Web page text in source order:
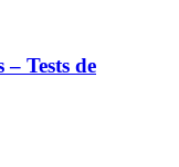
Tests de